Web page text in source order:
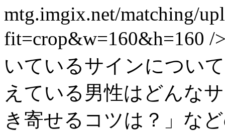
mtg.imgix.net/matching/
fit=crop&w=160&h=160
いているサインについ
えている男性はどんな
き寄せるコツは？」な